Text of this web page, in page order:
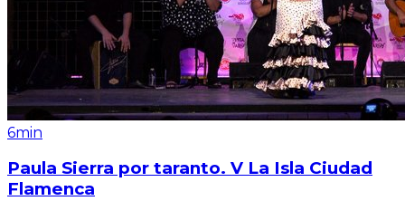
6min
Paula Sierra por taranto. V La Isla Ciudad
Flamenca